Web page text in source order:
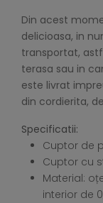
Din acest
delicioasa, in
transportat,
terasa sau in
este livrat
din cordierita,
Specificatii:
Cuptor de
Cuptor cu
Material:
interior de